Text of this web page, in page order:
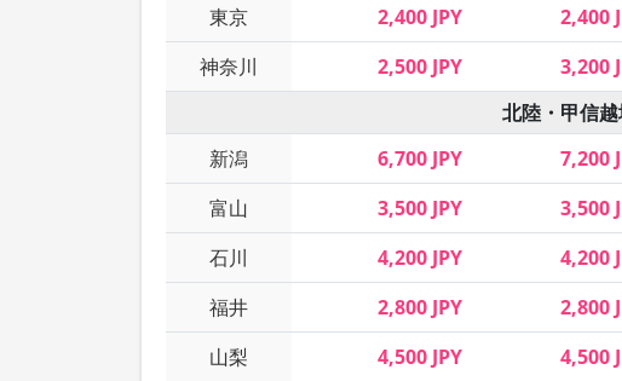
東京
2,400 JPY 2,400
神奈川
2,500 JPY 3,200
北陸・甲信
新潟
6,700 JPY 7,200
富山
3,500 JPY 3,500
石川
4,200 JPY 4,200
福井
2,800 JPY 2,800
山梨
4,500 JPY 4,500